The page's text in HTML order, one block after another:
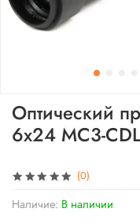
(0)
Наличие: В наличии
Оптический
6x24 MC3-